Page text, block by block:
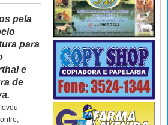
pela
para
e
de